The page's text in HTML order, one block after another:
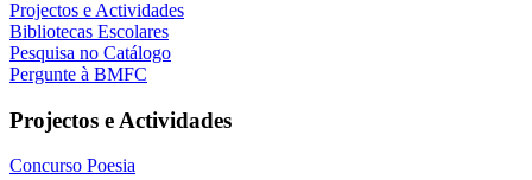
Projectos e Actividades
Bibliotecas Escolares
Pesquisa no Catálogo
Pergunte à BMFC
Projectos e Actividades
Concurso Poesia